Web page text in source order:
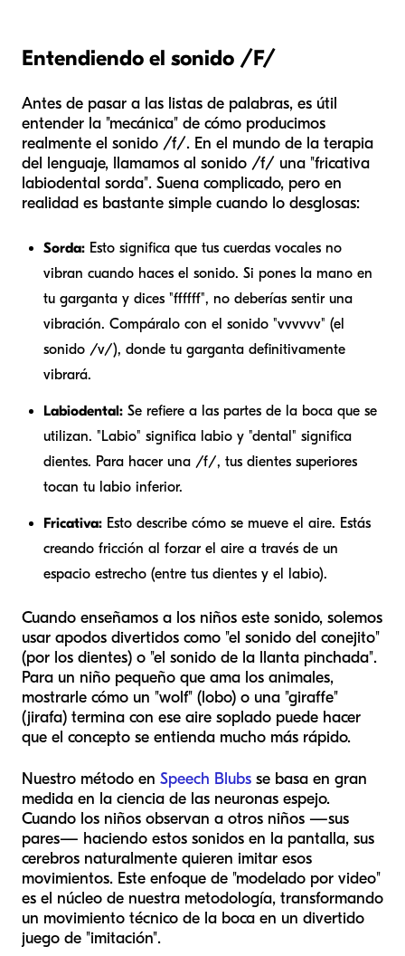
Entendiendo el sonido /F/
Antes de pasar a las listas de palabras, es útil
entender la "mecánica" de cómo producimos
realmente el sonido /f/. En el mundo de la terapia
del lenguaje, llamamos al sonido /f/ una "fricativa
labiodental sorda". Suena complicado, pero en
realidad es bastante simple cuando lo desglosas:
Sorda: Esto significa que tus cuerdas vocales no
vibran cuando haces el sonido. Si pones la mano en
tu garganta y dices "ffffff", no deberías sentir una
vibración. Compáralo con el sonido "vvvvvv" (el
sonido /v/), donde tu garganta definitivamente
vibrará.
Labiodental: Se refiere a las partes de la boca que se
utilizan. "Labio" significa labio y "dental" significa
dientes. Para hacer una /f/, tus dientes superiores
tocan tu labio inferior.
Fricativa: Esto describe cómo se mueve el aire. Estás
creando fricción al forzar el aire a través de un
espacio estrecho (entre tus dientes y el labio).
Cuando enseñamos a los niños este sonido, solemos
usar apodos divertidos como "el sonido del conejito"
(por los dientes) o "el sonido de la llanta pinchada".
Para un niño pequeño que ama los animales,
mostrarle cómo un "wolf" (lobo) o una "giraffe"
(jirafa) termina con ese aire soplado puede hacer
que el concepto se entienda mucho más rápido.
Nuestro método en Speech Blubs se basa en gran
medida en la ciencia de las neuronas espejo.
Cuando los niños observan a otros niños —sus
pares— haciendo estos sonidos en la pantalla, sus
cerebros naturalmente quieren imitar esos
movimientos. Este enfoque de "modelado por video"
es el núcleo de nuestra metodología, transformando
un movimiento técnico de la boca en un divertido
juego de "imitación".